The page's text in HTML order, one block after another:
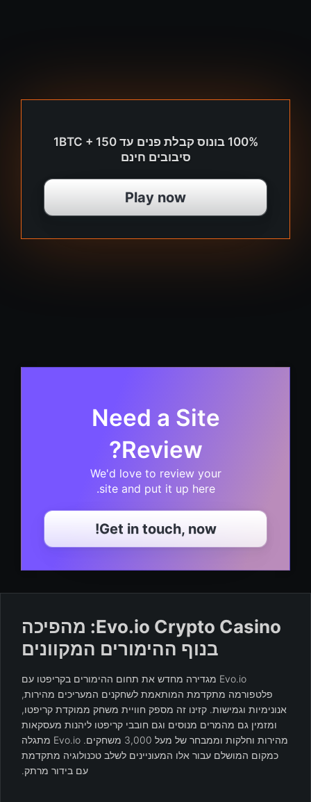
100% בונוס קבלת פנים עד 1BTC + 150
סיבובים חינם
Play now
Need a Site
Review?
We'd love to review your
site and put it up here.
Get in touch, now!
Evo.io Crypto Casino: מהפיכה
בנוף ההימורים המקוונים
Evo.io מגדירה מחדש את תחום ההימורים בקריפטו עם
פלטפורמה מתקדמת המותאמת לשחקנים המעריכים מהירות,
אנונימיות וגמישות. קזינו זה מספק חוויית משחק ממוקדת קריפטו,
ומזמין גם מהמרים מנוסים וגם חובבי קריפטו ליהנות מעסקאות
מהירות וחלקות וממבחר של מעל 3,000 משחקים. Evo.io מתגלה
כמקום המושלם עבור אלו המעוניינים לשלב טכנולוגיה מתקדמת
עם בידור מרתק.